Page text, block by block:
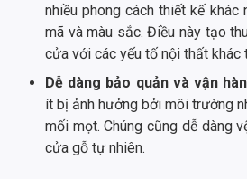
nhiều phong cách thiết kế khác
mã và màu sắc. Điều này tạo
cửa với các yếu tố nội thất khác
Dễ dàng bảo quản và vận
ít bị ảnh hưởng bởi môi trường
mối mọt. Chúng cũng dễ dàng
cửa gỗ tự nhiên.